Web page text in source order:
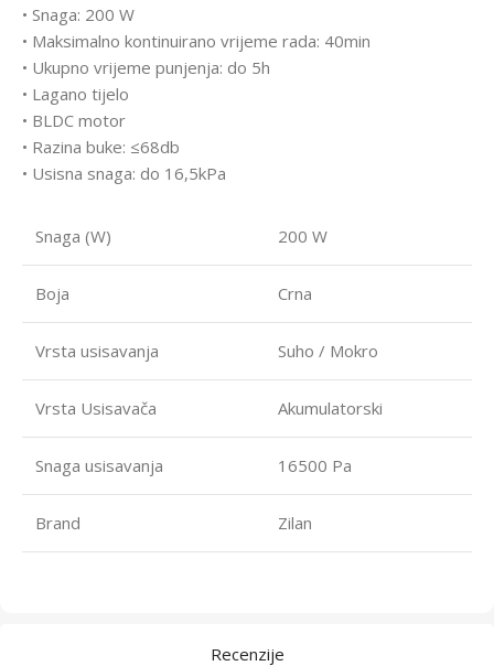
Recenzije
• Snaga: 200 W
• Maksimalno kontinuirano vrijeme rada: 40min
• Ukupno vrijeme punjenja: do 5h
• Lagano tijelo
• BLDC motor
• Razina buke: ≤68db
• Usisna snaga: do 16,5kPa
Snaga (W) 200 W
Boja Crna
Vrsta usisavanja Suho / Mokro
Vrsta Usisavača Akumulatorski
Snaga usisavanja 16500 Pa
Brand Zilan